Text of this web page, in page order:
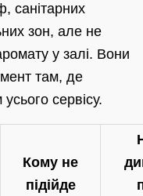
санітарних
зон, але не
у залі. Вони
там, де
сервісу.
Кому не
підійде